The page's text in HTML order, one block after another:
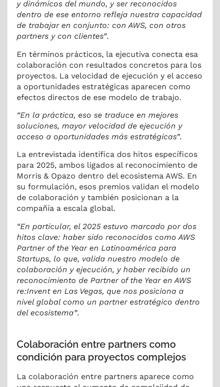
y dinámicos del mundo, y ser reconocidos
dentro de ese entorno refleja nuestra capacidad
de trabajar en conjunto: con AWS, con otros
partners y con clientes”.
En términos prácticos, la ejecutiva conecta esa
colaboración con resultados concretos para los
proyectos. La velocidad de ejecución y el acceso
a oportunidades estratégicas aparecen como
efectos directos de ese modelo de trabajo.
“En la práctica, eso se traduce en mejores
soluciones, mayor velocidad de ejecución y
acceso a oportunidades más estratégicas”.
La entrevistada identifica dos hitos específicos
para 2025, ambos ligados al reconocimiento de
Morris & Opazo dentro del ecosistema AWS. En
su formulación, esos premios validan el modelo
de colaboración y también posicionan a la
compañía a escala global.
“En particular, el 2025 estuvo marcado por dos
hitos clave: haber sido reconocidos como AWS
Partner of the Year en Latinoamérica para
Startups, lo que, valida nuestro modelo de
colaboración y ejecución, y haber recibido un
reconocimiento de Partner of the Year en AWS
re:Invent en Las Vegas, que nos posiciona a
nivel global como un partner estratégico dentro
del ecosistema”.
Colaboración entre partners como
condición para proyectos complejos
La colaboración entre partners aparece como